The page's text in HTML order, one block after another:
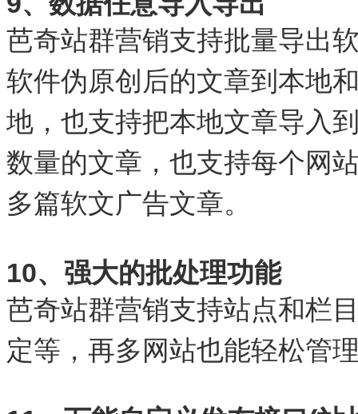
芭奇站群营销支持批量导出
软件伪原创后的文章到本地
地，也支持把本地文章导入
数量的文章，也支持每个网
多篇软文广告文章。
10、强大的批处理功能
芭奇站群营销支持站点和栏
定等，再多网站也能轻松管